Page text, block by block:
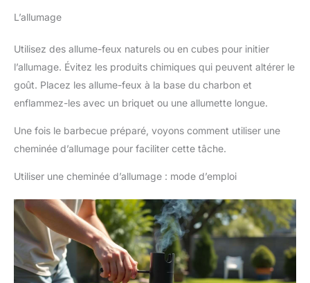
L’allumage
Utilisez des allume-feux naturels ou en cubes pour initier
l’allumage. Évitez les produits chimiques qui peuvent altérer le
goût. Placez les allume-feux à la base du charbon et
enflammez-les avec un briquet ou une allumette longue.
Une fois le barbecue préparé, voyons comment utiliser une
cheminée d’allumage pour faciliter cette tâche.
Utiliser une cheminée d’allumage : mode d’emploi